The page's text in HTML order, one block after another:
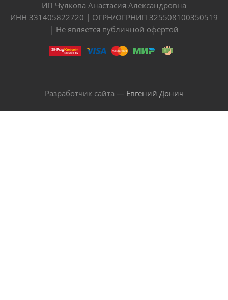
ИП Чулкова Анастасия Александровна
ИНН 331405822720 | ОГРН/ОГРНИП 325508100350519
| Не является публичной офертой
Разработчик сайта — Евгений Донич